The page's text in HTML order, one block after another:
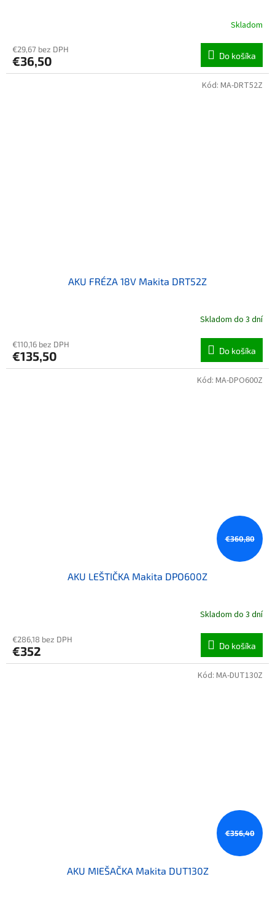
Skladom
€29,67 bez DPH
€36,50 Do košíka
AKU FRÉZA 18V Makita DRT52Z
Skladom do 3 dní
€110,16 bez DPH
€135,50 Do košíka
Kód: MA-DRT52Z
€360,80
AKU LEŠTIČKA Makita DPO600Z
Skladom do 3 dní
€286,18 bez DPH
€352 Do košíka
Kód: MA-DPO600Z
€356,40
AKU MIEŠAČKA Makita DUT130Z
Kód: MA-DUT130Z